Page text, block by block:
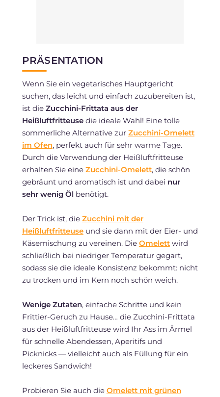
PRÄSENTATION
Wenn Sie ein vegetarisches Hauptgericht
suchen, das leicht und einfach zuzubereiten ist,
ist die Zucchini-Frittata aus der
Heißluftfritteusedie ideale Wahl! Eine tolle
sommerliche Alternative zur Zucchini-Omelett
im Ofen, perfekt auch für sehr warme Tage.
Durch die Verwendung der Heißluftfritteuse
erhalten Sie eine Zucchini-Omelett, die schön
gebräunt und aromatisch ist und dabei nur
sehr wenig Ölbenötigt.
Der Trick ist, die Zucchini mit der
Heißluftfritteuseund sie dann mit der Eier- und
Käsemischung zu vereinen. Die Omelettwird
schließlich bei niedriger Temperatur gegart,
sodass sie die ideale Konsistenz bekommt: nicht
zu trocken und im Kern noch schön weich.
Wenige Zutaten, einfache Schritte und kein
Frittier-Geruch zu Hause… die Zucchini-Frittata
aus der Heißluftfritteuse wird Ihr Ass im Ärmel
für schnelle Abendessen, Aperitifs und
Picknicks — vielleicht auch als Füllung für ein
leckeres Sandwich!
Probieren Sie auch die Omelett mit grünen